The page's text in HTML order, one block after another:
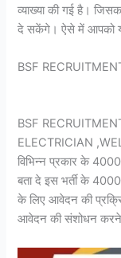
व्याख्या की गई है।
दे सकेंगे। ऐसे में आपको
BSF
BSF
ELECTRICIAN
विभिन्न प्रकार के
बता दे इस भर्ती के 4000
के लिए आवेदन की
आवेदन की संशोधन करने